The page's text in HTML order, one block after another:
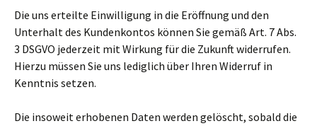
Die uns erteilte Einwilligung in die Eröffnung und den
Unterhalt des Kundenkontos können Sie gemäß Art. 7 Abs.
3 DSGVO jederzeit mit Wirkung für die Zukunft widerrufen.
Hierzu müssen Sie uns lediglich über Ihren Widerruf in
Kenntnis setzen.
Die insoweit erhobenen Daten werden gelöscht, sobald die